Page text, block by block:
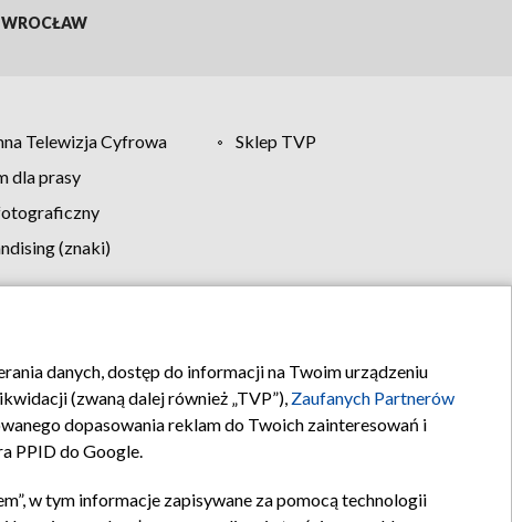
WROCŁAW
Telewizja Cyfrowa
Sklep TVP
dla prasy
(znaki)
Kontakt
danych, dostęp do informacji na Twoim urządzeniu
(zwaną dalej również „TVP”), Zaufanych Partnerów
dopasowania reklam do Twoich zainteresowań i
PPID do Google.
w tym informacje zapisywane za pomocą technologii